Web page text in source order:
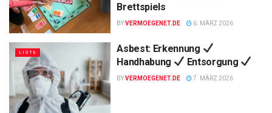
Brettspiels
BYVERMOEGENET.DE 6. MÄRZ 2026
LISTE
Asbest: Erkennung
Handhabung
Entsorgung
BYVERMOEGENET.DE 7. MÄRZ 2026